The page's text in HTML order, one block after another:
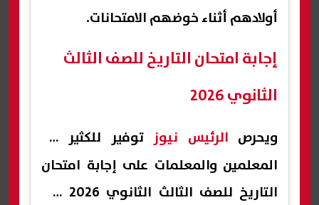
أولادهم أثناء خوضهم الامتحانات.
إجابة امتحان التاريخ للصف الثالث
الثانوي 2026
ويحرص الرئيس نيوز توفير للكثير من
المعلمين والمعلمات على إجابة امتحان
التاريخ للصف الثالث الثانوي 2026 في